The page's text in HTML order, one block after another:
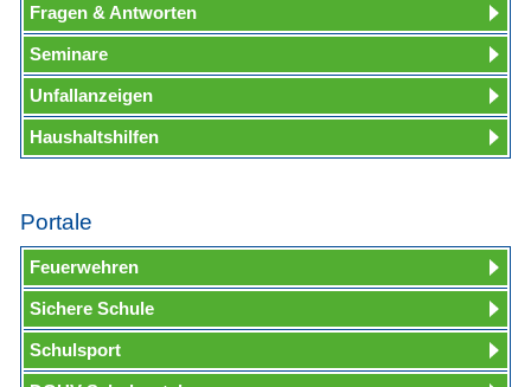
Fragen & Antworten
Seminare
Unfallanzeigen
Haushaltshilfen
Portale
Feuerwehren
Sichere Schule
Schulsport